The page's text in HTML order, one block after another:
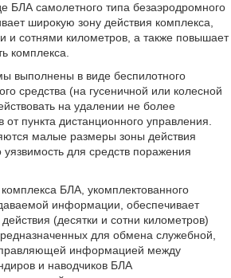
БЛА самолетного типа безаэродромного
широкую зону действия комплекса,
и сотнями километров, а также повышает
комплекса.
выполнены в виде беспилотного
средства (на гусеничной или колесной
на удалении не более
от пункта дистанционного управления.
малые размеры зоны действия
уязвимость для средств поражения
БЛА, укомплектованного
информации, обеспечивает
(десятки и сотни километров)
для обмена служебной,
информацией между
и наводчиков БЛА